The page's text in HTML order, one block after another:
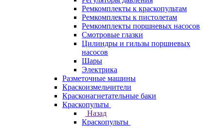
Ремкомплекты к краскопультам
Ремкомплекты к пистолетам
Ремкомплекты поршневых насосов
Смотровые глазки
Цилиндры и гильзы поршневых
насосов
Шары
Электрика
Разметочные машины
Краскоизмельчители
Красконагнетательные баки
Краскопульты
Назад
Краскопульты